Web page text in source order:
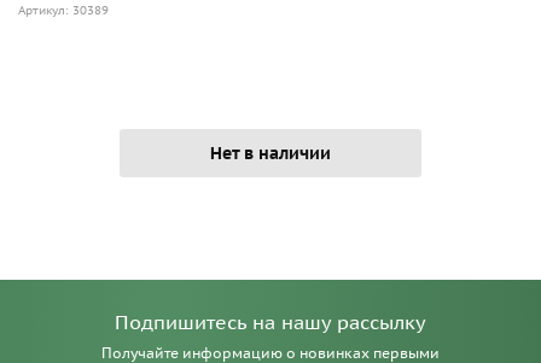
Артикул: 30389
Нет в наличии
Подпишитесь на нашу рассылку
Получайте информацию о новинках первыми